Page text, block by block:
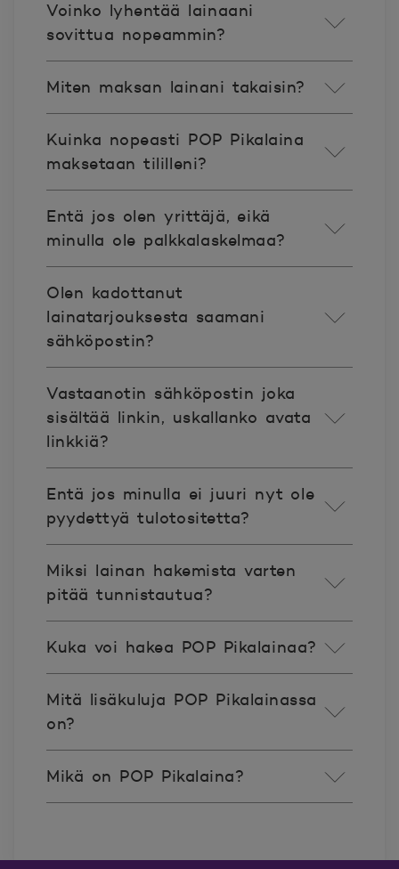
Voinko lyhentää lainaani
sovittua nopeammin?
Miten maksan lainani takaisin?
Kuinka nopeasti POP Pikalaina
maksetaan tililleni?
Entä jos olen yrittäjä, eikä
minulla ole palkkalaskelmaa?
Olen kadottanut
lainatarjouksesta saamani
sähköpostin?
Vastaanotin sähköpostin joka
sisältää linkin, uskallanko avata
linkkiä?
Entä jos minulla ei juuri nyt ole
pyydettyä tulotositetta?
Miksi lainan hakemista varten
pitää tunnistautua?
Kuka voi hakea POP Pikalainaa?
Mitä lisäkuluja POP Pikalainassa
on?
Mikä on POP Pikalaina?